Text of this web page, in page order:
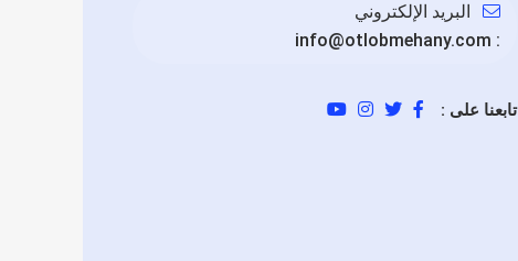
البريد الإلكتروني
:
info@otlobmehany.com
تابعنا على :